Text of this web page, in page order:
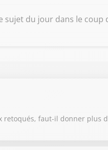
sujet du jour dans le
faut-il donner plus